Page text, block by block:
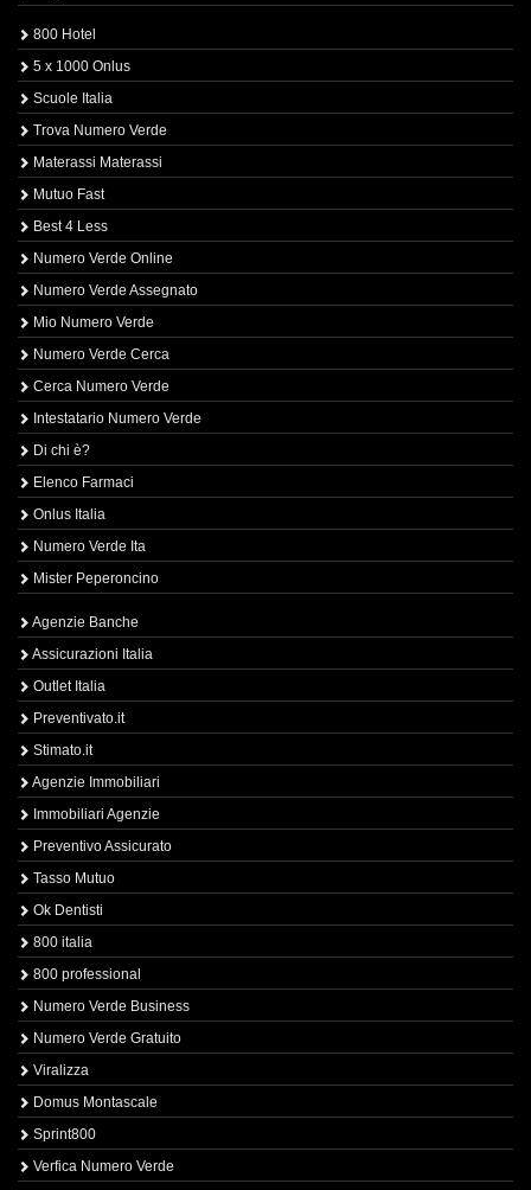
800 Hotel
5 x 1000 Onlus
Scuole Italia
Trova Numero Verde
Materassi Materassi
Mutuo Fast
Best 4 Less
Numero Verde Online
Numero Verde Assegnato
Mio Numero Verde
Numero Verde Cerca
Cerca Numero Verde
Intestatario Numero Verde
Di chi è?
Elenco Farmaci
Onlus Italia
Numero Verde Ita
Mister Peperoncino
Agenzie Banche
Assicurazioni Italia
Outlet Italia
Preventivato.it
Stimato.it
Agenzie Immobiliari
Immobiliari Agenzie
Preventivo Assicurato
Tasso Mutuo
Ok Dentisti
800 italia
800 professional
Numero Verde Business
Numero Verde Gratuito
Viralizza
Domus Montascale
Sprint800
Verfica Numero Verde